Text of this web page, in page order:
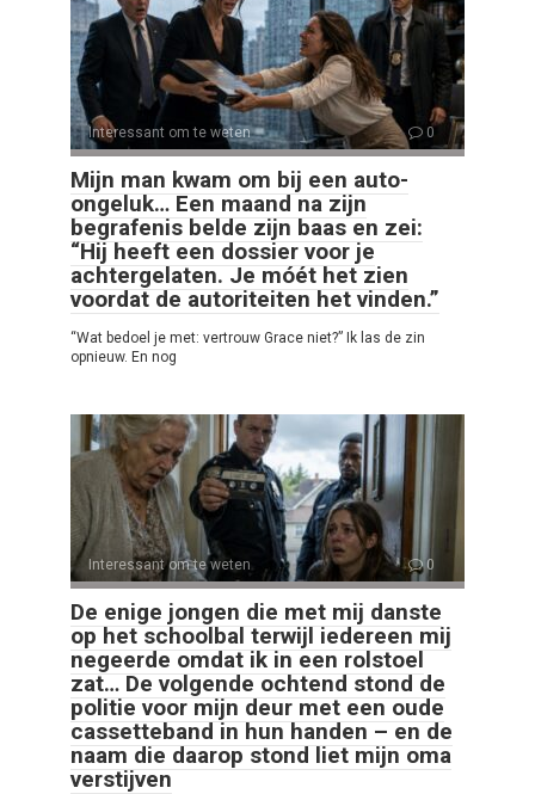
Interessant om te weten 0
Mijn man kwam om bij een auto-
ongeluk… Een maand na zijn
begrafenis belde zijn baas en zei:
“Hij heeft een dossier voor je
achtergelaten. Je móét het zien
voordat de autoriteiten het vinden.”
“Wat bedoel je met: vertrouw Grace niet?” Ik las de zin
opnieuw. En nog
Interessant om te weten 0
De enige jongen die met mij danste
op het schoolbal terwijl iedereen mij
negeerde omdat ik in een rolstoel
zat… De volgende ochtend stond de
politie voor mijn deur met een oude
cassetteband in hun handen – en de
naam die daarop stond liet mijn oma
verstijven